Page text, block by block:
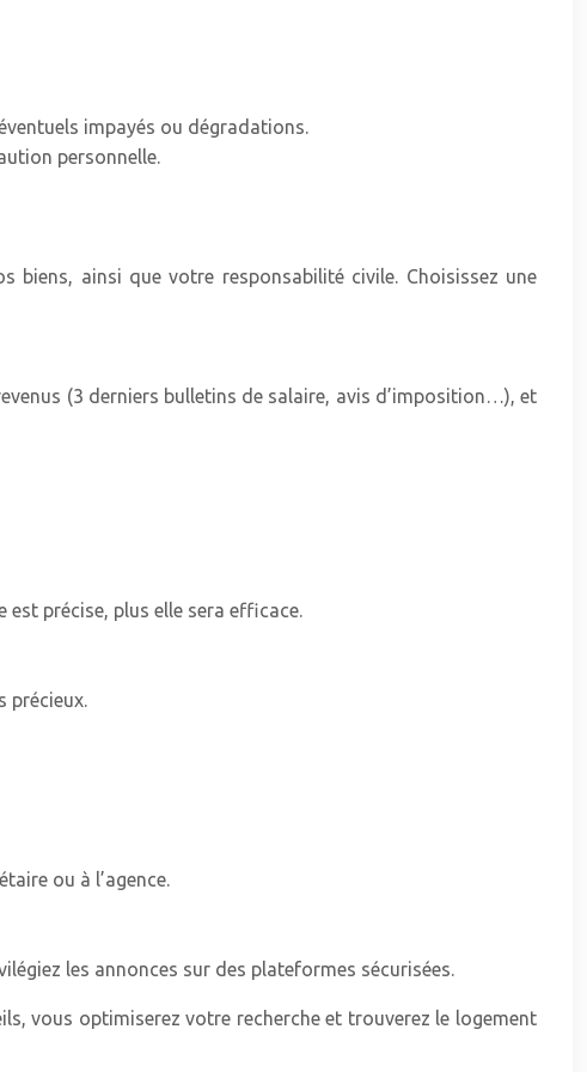
impayés ou dégradations.
personnelle.
biens, ainsi que votre responsabilité civile. Choisissez une
(3 derniers bulletins de salaire, avis d’imposition…), et
précise, plus elle sera efficace.
précieux.
ou à l’agence.
les annonces sur des plateformes sécurisées.
vous optimiserez votre recherche et trouverez le logement